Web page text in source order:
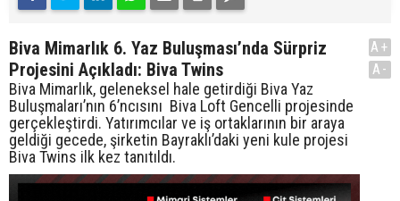
Biva Mimarlık 6. Yaz Buluşması’nda Sürpriz
Projesini Açıkladı: Biva Twins
Biva Mimarlık, geleneksel hale getirdiği Biva Yaz
Buluşmaları’nın 6’ncısını Biva Loft Gencelli projesinde
gerçekleştirdi. Yatırımcılar ve iş ortaklarının bir araya
geldiği gecede, şirketin Bayraklı’daki yeni kule projesi
Biva Twins ilk kez tanıtıldı.
A+
A-